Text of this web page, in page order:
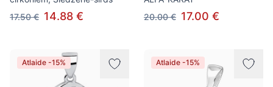
17.50 € 14.88 €
20.00 € 17.00 €
Atlaide -15% Atlaide -15%